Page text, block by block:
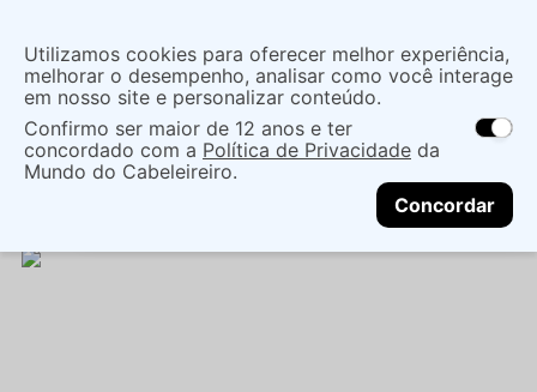
localização
As ofertas e opções de entrega variam de
acordo com a região.Não sei meu CEP
CONTINUAR
O que você procura?
Cabelo Marcas De Salão
Condicionador
Utilizamos cookies para oferecer melhor experiência,
melhorar o desempenho, analisar como você interage
em nosso site e personalizar conteúdo.
Confirmo ser maior de 12 anos e ter
concordado com a Política de Privacidade da
Mundo do Cabeleireiro.
Concordar